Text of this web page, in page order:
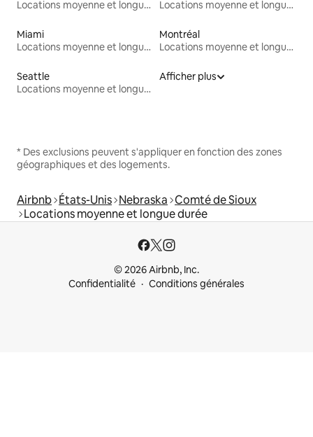
Locations moyenne et longue durée Locations moyenne et longue durée
Miami
Locations moyenne et longue durée
Montréal
Locations moyenne et longue durée
Seattle
Locations moyenne et longue durée
Afficher plus
* Des exclusions peuvent s'appliquer en fonction des zones
géographiques et des logements.
Airbnb États-Unis Nebraska Comté de Sioux
Locations moyenne et longue durée
© 2026 Airbnb, Inc.
Confidentialité
Conditions générales